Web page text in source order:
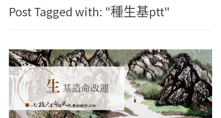
Post Tagged with: "種生基ptt"